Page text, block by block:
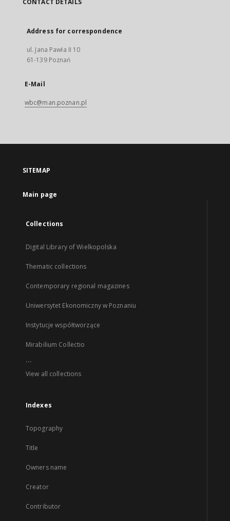
CONTACT DETAILS
Address for correspondence
ul. Jana Pawła II 10
61-139 Poznań
E-Mail
wbc@man.poznan.pl
SITEMAP
Main page
Collections
Digital Library of Wielkopolska
Thematic collections
Contemporary regional magazines
Uniwersytet Ekonomiczny w Poznaniu
Instytucje współtworzące
Mirabilium Collectio
...
View all collections
Indexes
Topography
Title
Owners name
Creator
Contributor